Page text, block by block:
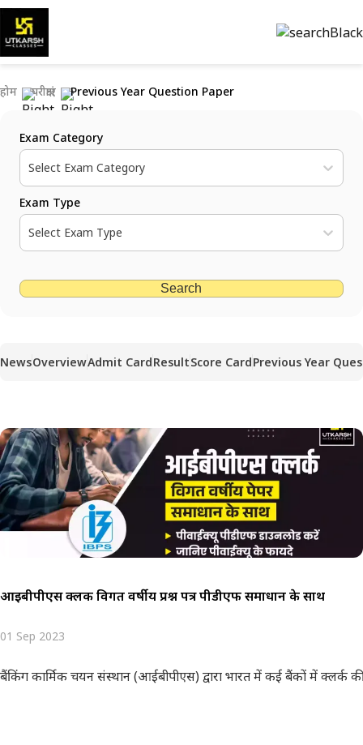
होम परीक्षाएं Previous Year Question Paper
Exam Category
Select Exam Category
Exam Type
Select Exam Type
Search
NewsOverviewAdmit CardResultScore CardPrevious Year
आईबीपीएस क्लर्क विगत वर्षीय प्रश्न पत्र पीडीएफ समाधान के साथ
01 Sep 2023
बैंकिंग कार्मिक चयन संस्थान (आईबीपीएस) द्वारा भारत में कई बैंकों में क्लर्क